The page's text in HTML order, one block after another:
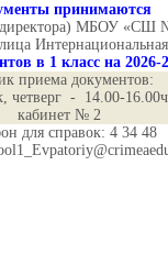
принимаются
директора) МБОУ «СШ
в 1 класс на 2026-
приема документов:
четверг - 14.00-
кабинет № 2
для справок: 4 34 48